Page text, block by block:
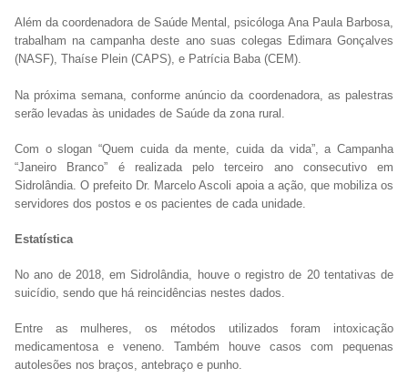
Além da coordenadora de Saúde Mental, psicóloga Ana Paula Barbosa,
trabalham na campanha deste ano suas colegas Edimara Gonçalves
(NASF), Thaíse Plein (CAPS), e Patrícia Baba (CEM).
Na próxima semana, conforme anúncio da coordenadora, as palestras
serão levadas às unidades de Saúde da zona rural.
Com o slogan “Quem cuida da mente, cuida da vida”, a Campanha
“Janeiro Branco” é realizada pelo terceiro ano consecutivo em
Sidrolândia. O prefeito Dr. Marcelo Ascoli apoia a ação, que mobiliza os
servidores dos postos e os pacientes de cada unidade.
Estatística
No ano de 2018, em Sidrolândia, houve o registro de 20 tentativas de
suicídio, sendo que há reincidências nestes dados.
Entre as mulheres, os métodos utilizados foram intoxicação
medicamentosa e veneno. Também houve casos com pequenas
autolesões nos braços, antebraço e punho.